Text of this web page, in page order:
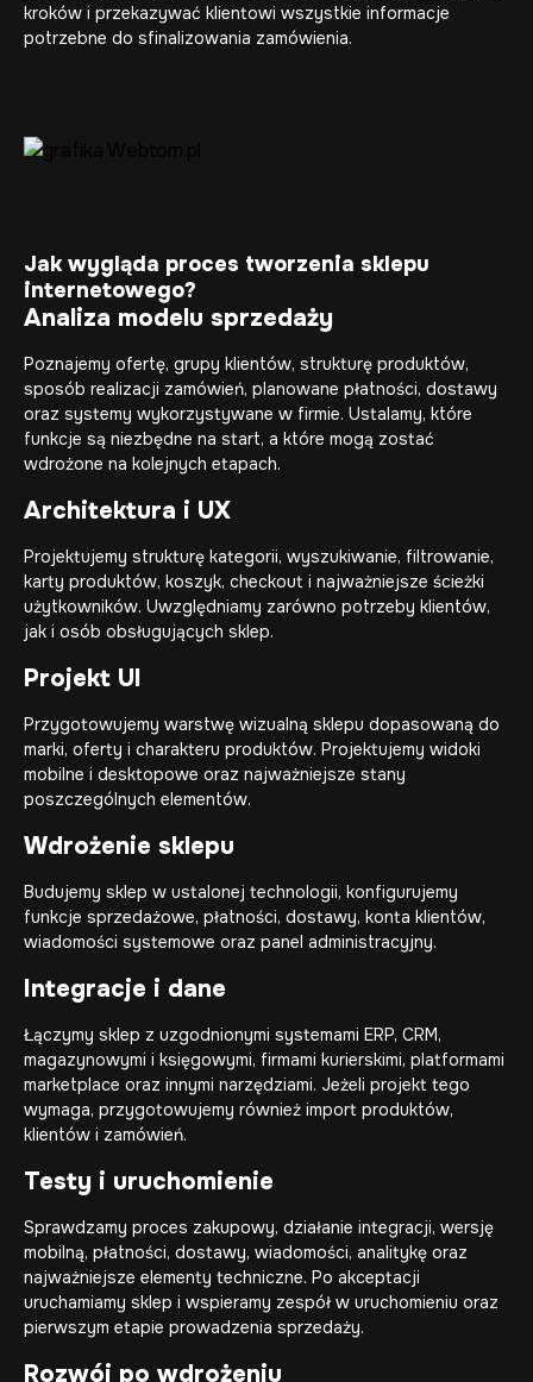
kroków i przekazywać klientowi wszystkie informacje
potrzebne do sfinalizowania zamówienia.
Jak wygląda proces tworzenia sklepu
internetowego?
Analiza modelu sprzedaży
Poznajemy ofertę, grupy klientów, strukturę produktów,
sposób realizacji zamówień, planowane płatności, dostawy
oraz systemy wykorzystywane w firmie. Ustalamy, które
funkcje są niezbędne na start, a które mogą zostać
wdrożone na kolejnych etapach.
Architektura i UX
Projektujemy strukturę kategorii, wyszukiwanie, filtrowanie,
karty produktów, koszyk, checkout i najważniejsze ścieżki
użytkowników. Uwzględniamy zarówno potrzeby klientów,
jak i osób obsługujących sklep.
Projekt UI
Przygotowujemy warstwę wizualną sklepu dopasowaną do
marki, oferty i charakteru produktów. Projektujemy widoki
mobilne i desktopowe oraz najważniejsze stany
poszczególnych elementów.
Wdrożenie sklepu
Budujemy sklep w ustalonej technologii, konfigurujemy
funkcje sprzedażowe, płatności, dostawy, konta klientów,
wiadomości systemowe oraz panel administracyjny.
Integracje i dane
Łączymy sklep z uzgodnionymi systemami ERP, CRM,
magazynowymi i księgowymi, firmami kurierskimi, platformami
marketplace oraz innymi narzędziami. Jeżeli projekt tego
wymaga, przygotowujemy również import produktów,
klientów i zamówień.
Testy i uruchomienie
Sprawdzamy proces zakupowy, działanie integracji, wersję
mobilną, płatności, dostawy, wiadomości, analitykę oraz
najważniejsze elementy techniczne. Po akceptacji
uruchamiamy sklep i wspieramy zespół w uruchomieniu oraz
pierwszym etapie prowadzenia sprzedaży.
Rozwój po wdrożeniu